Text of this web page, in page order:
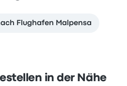
Flughafen Malpensa
in der Nähe